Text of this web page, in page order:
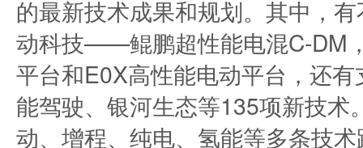
的最新技术成果和规划。其中，
动科技——鲲鹏超性能电混C-DM
平台和E0X高性能电动平台，还
能驾驶、银河生态等135项新技术
动、增程、纯电、氢能等多条技